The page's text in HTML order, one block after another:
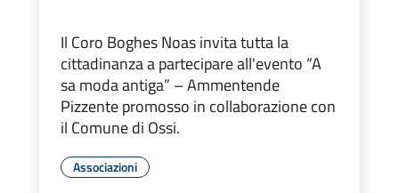
Il Coro Boghes Noas invita tutta la
cittadinanza a partecipare all'evento “A
sa moda antiga” – Ammentende
Pizzente promosso in collaborazione con
il Comune di Ossi.
Associazioni